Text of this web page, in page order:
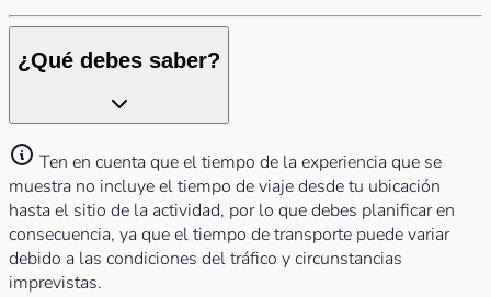
¿Qué debes saber?
Ten en cuenta que el tiempo de la experiencia que se
muestra no incluye el tiempo de viaje desde tu ubicación
hasta el sitio de la actividad, por lo que debes planificar en
consecuencia, ya que el tiempo de transporte puede variar
debido a las condiciones del tráfico y circunstancias
imprevistas.